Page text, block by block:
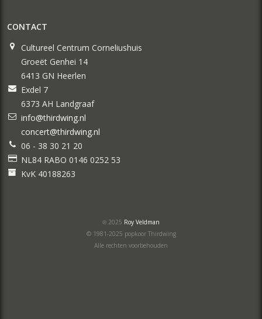
CONTACT
Cultureel Centrum Corneliushuis
Groeët Genhei 14
6413 GN Heerlen
Exdel 7
6373 AH Landgraaf
info@thirdwing.nl
concert@thirdwing.nl
06 - 38 30 21 20
NL84 RABO 0146 0252 53
KvK 40188263
℗ 2025 Roy Veldman
© 1981-2025 popkoor Thirdwing
Alle rechten voorbehouden